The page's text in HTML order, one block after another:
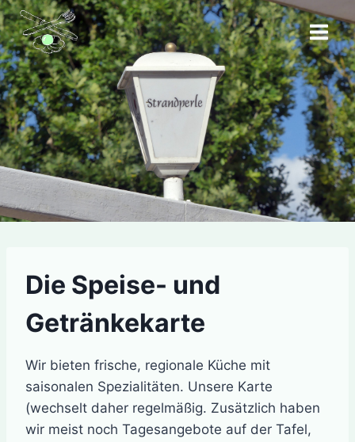
Zum
Inhalt
springen
Die Speise- und
Getränkekarte
Wir bieten frische, regionale Küche mit
saisonalen Spezialitäten. Unsere Karte
(wechselt daher regelmäßig. Zusätzlich haben
wir meist noch Tagesangebote auf der Tafel,